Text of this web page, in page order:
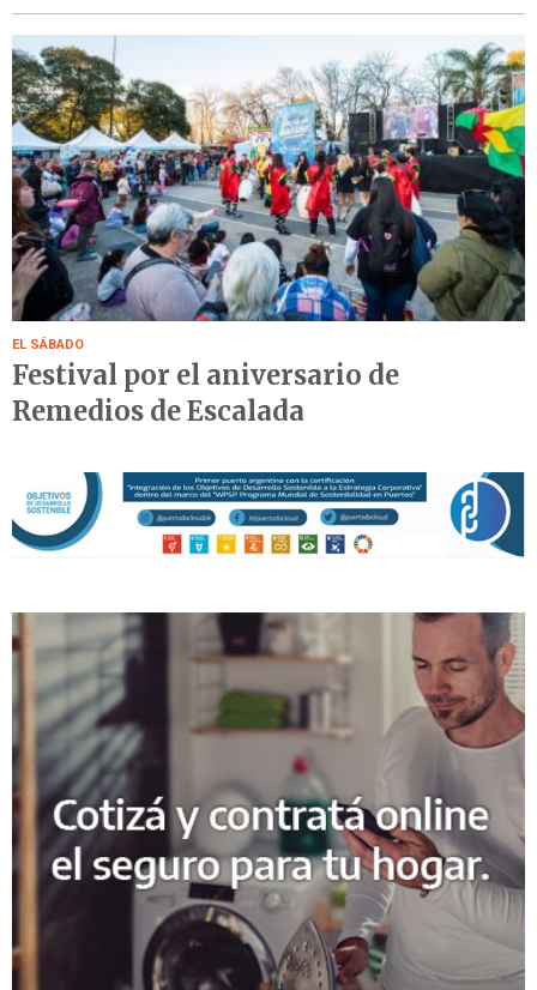
EL SÁBADO
Festival por el aniversario de
Remedios de Escalada